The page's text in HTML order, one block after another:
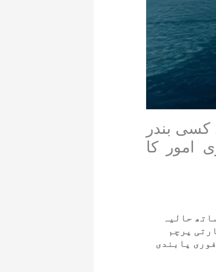
کسی بندر
امور کا
حالیہ
پرچم
پابندی